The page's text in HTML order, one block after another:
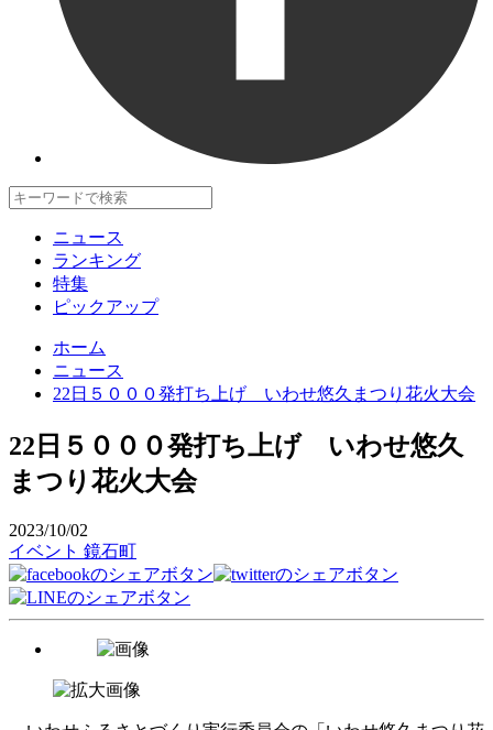
ニュース
ランキング
特集
ピックアップ
ホーム
ニュース
22日５０００発打ち上げ いわせ悠久まつり花火大会
22日５０００発打ち上げ いわせ悠久
まつり花火大会
2023/10/02
イベント 鏡石町